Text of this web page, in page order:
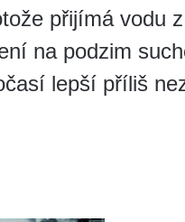
přijímá vodu
na podzim
lepší příliš